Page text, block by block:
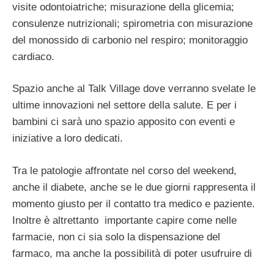
visite odontoiatriche; misurazione della glicemia;
consulenze nutrizionali; spirometria con misurazione
del monossido di carbonio nel respiro; monitoraggio
cardiaco.
Spazio anche al Talk Village dove verranno svelate le
ultime innovazioni nel settore della salute. E per i
bambini ci sarà uno spazio apposito con eventi e
iniziative a loro dedicati.
Tra le patologie affrontate nel corso del weekend,
anche il diabete, anche se le due giorni rappresenta il
momento giusto per il contatto tra medico e paziente.
Inoltre è altrettanto importante capire come nelle
farmacie, non ci sia solo la dispensazione del
farmaco, ma anche la possibilità di poter usufruire di